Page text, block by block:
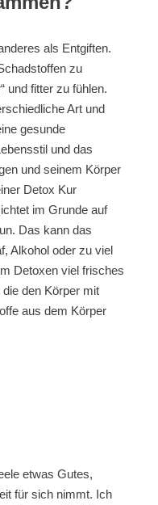
als Entgiften.
zu
und fitter zu fühlen.
Art und
gesunde
und das
und seinem Körper
Detox Kur
im Grunde auf
Das kann das
Alkohol oder zu viel
Detoxen viel frisches
den Körper mit
aus dem Körper
etwas Gutes,
für sich nimmt. Ich